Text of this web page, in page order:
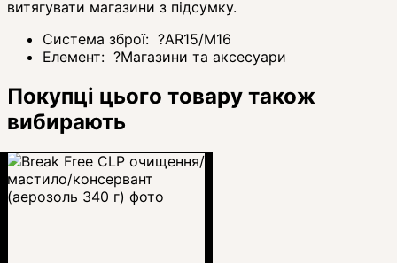
витягувати магазини з підсумку.
Система зброї: ?AR15/M16
Елемент: ?Магазини та аксесуари
Покупці цього товару також
вибирають